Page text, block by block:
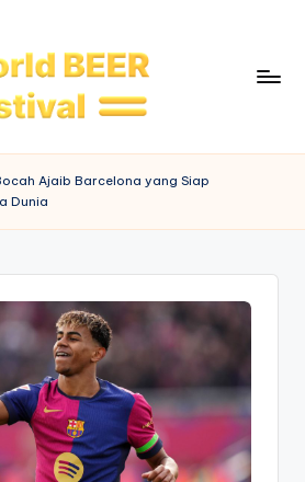
Ajaib Barcelona yang Siap
Dunia